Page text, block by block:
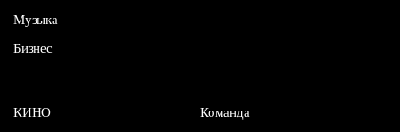
Музыка
Бизнес
КИНО
Команда